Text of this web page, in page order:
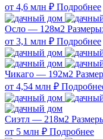
от 4,6 млн ₽ Подробнее
Осло — 128м2 Размеры:
от 3,1 млн ₽ Подробнее
Чикаго — 192м2
от 4,54 млн ₽
Сиэтл — 218м2
от 5 млн ₽ Подробнее